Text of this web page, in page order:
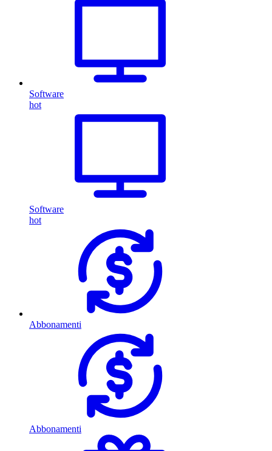
Software
hot
Software
hot
Abbonamenti
Abbonamenti